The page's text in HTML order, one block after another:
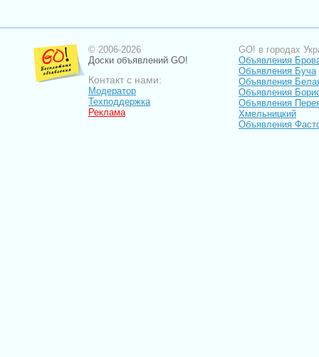
© 2006-2026
Доски объявлений GO!
Контакт с нами:
Модератор
Техподдержка
Реклама
GO! в городах
Объявления
Объявления Буча
Объявления
Объявления
Объявления
Хмельницкий
Объявления